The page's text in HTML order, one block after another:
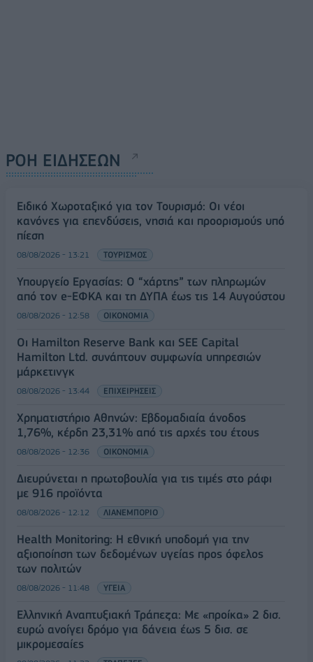
ΡΟΗ ΕΙΔΗΣΕΩΝ
Ειδικό Χωροταξικό για τον Τουρισμό: Οι νέοι
κανόνες για επενδύσεις, νησιά και προορισμούς υπό
πίεση
08/08/2026 - 13:21 ΤΟΥΡΙΣΜΟΣ
Υπουργείο Εργασίας: Ο “χάρτης” των πληρωμών
από τον e-ΕΦΚΑ και τη ΔΥΠΑ έως τις 14 Αυγούστου
08/08/2026 - 12:58 ΟΙΚΟΝΟΜΙΑ
Οι Hamilton Reserve Bank και SEE Capital
Hamilton Ltd. συνάπτουν συμφωνία υπηρεσιών
μάρκετινγκ
08/08/2026 - 13:44 ΕΠΙΧΕΙΡΗΣΕΙΣ
Χρηματιστήριο Αθηνών: Εβδομαδιαία άνοδος
1,76%, κέρδη 23,31% από τις αρχές του έτους
08/08/2026 - 12:36 ΟΙΚΟΝΟΜΙΑ
Διευρύνεται η πρωτοβουλία για τις τιμές στο ράφι
με 916 προϊόντα
08/08/2026 - 12:12 ΛΙΑΝΕΜΠΟΡΙΟ
Health Monitoring: Η εθνική υποδομή για την
αξιοποίηση των δεδομένων υγείας προς όφελος
των πολιτών
08/08/2026 - 11:48 ΥΓΕΙΑ
Ελληνική Αναπτυξιακή Τράπεζα: Με «προίκα» 2 δισ.
ευρώ ανοίγει δρόμο για δάνεια έως 5 δισ. σε
μικρομεσαίες